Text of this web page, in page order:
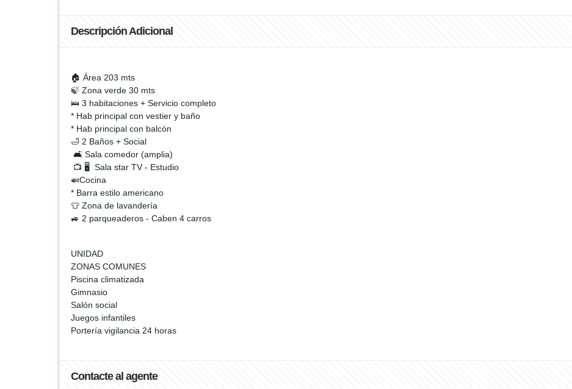
Descripción Adicional
🏠 Área 203 mts
🍃 Zona verde 30 mts
🛌 3 habitaciones + Servicio completo
* Hab principal con vestier y baño
* Hab principal con balcón
🛁 2 Baños + Social
🛋️ Sala comedor (amplia)
📺 🖥️ Sala star TV - Estudio
🍛Cocina
* Barra estilo americano
👕 Zona de lavandería
🚙 2 parqueaderos - Caben 4 carros
UNIDAD
ZONAS COMUNES
Piscina climatizada
Gimnasio
Salón social
Juegos infantiles
Portería vigilancia 24 horas
Contacte al agente